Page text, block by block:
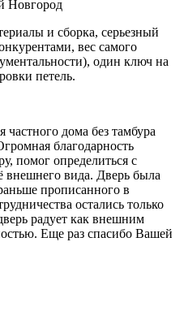
Новгород
и сборка, серьезный
вес самого
один ключ на
петель.
частного дома без тамбура
благодарность
помог определиться с
внешнего вида. Дверь была
прописанного в
остались только
радует как внешним
Еще раз спасибо Вашей